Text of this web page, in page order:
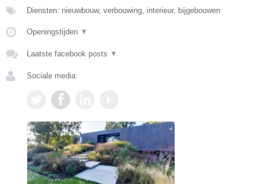
Diensten: nieuwbouw, verbouwing, interieur, bijgebouwen
Openingstijden ▼
Laatste facebook posts ▼
Sociale media: